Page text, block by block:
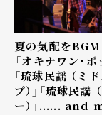
夏の気配をBGM
――「オキナワン・
「琉球民謡 （ミ
プ）」「琉球民謡
ー）」...... and